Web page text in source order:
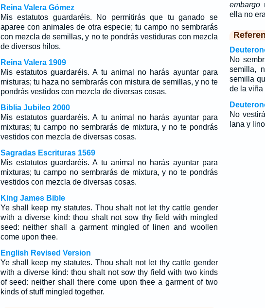
Reina Valera Gómez
Mis estatutos guardaréis. No permitirás que tu ganado se
aparee con animales de otra especie; tu campo no sembrarás
con mezcla de semillas, y no te pondrás vestiduras con mezcla
de diversos hilos.
Reina Valera 1909
Mis estatutos guardaréis. A tu animal no harás ayuntar para
misturas; tu haza no sembrarás con mistura de semillas, y no te
pondrás vestidos con mezcla de diversas cosas.
Biblia Jubileo 2000
Mis estatutos guardaréis. A tu animal no harás ayuntar para
mixturas; tu campo no sembrarás de mixtura, y no te pondrás
vestidos con mezcla de diversas cosas.
Sagradas Escrituras 1569
Mis estatutos guardaréis. A tu animal no harás ayuntar para
mixturas; tu campo no sembrarás de mixtura, y no te pondrás
vestidos con mezcla de diversas cosas.
King James Bible
Ye shall keep my statutes. Thou shalt not let thy cattle gender
with a diverse kind: thou shalt not sow thy field with mingled
seed: neither shall a garment mingled of linen and woollen
come upon thee.
English Revised Version
Ye shall keep my statutes. Thou shalt not let thy cattle gender
with a diverse kind: thou shalt not sow thy field with two kinds
of seed: neither shall there come upon thee a garment of two
kinds of stuff mingled together.
embargo
ella no
No
semilla,
semilla
de la viña
No
lana y